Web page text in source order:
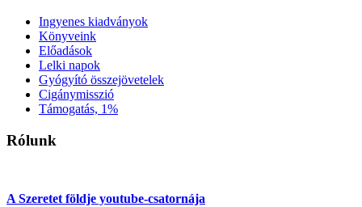
Ingyenes kiadványok
Könyveink
Előadások
Lelki napok
Gyógyító összejövetelek
Cigánymisszió
Támogatás, 1%
Rólunk
A Szeretet földje youtube-csatornája